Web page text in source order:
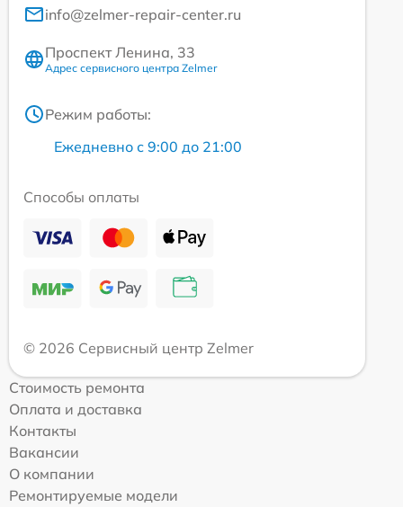
info@zelmer-repair-center.ru
Проспект Ленина, 33
Адрес сервисного центра Zelmer
Режим работы:
Ежедневно с 9:00 до 21:00
Способы оплаты
© 2026 Сервисный центр Zelmer
Стоимость ремонта
Оплата и доставка
Контакты
Вакансии
О компании
Ремонтируемые модели